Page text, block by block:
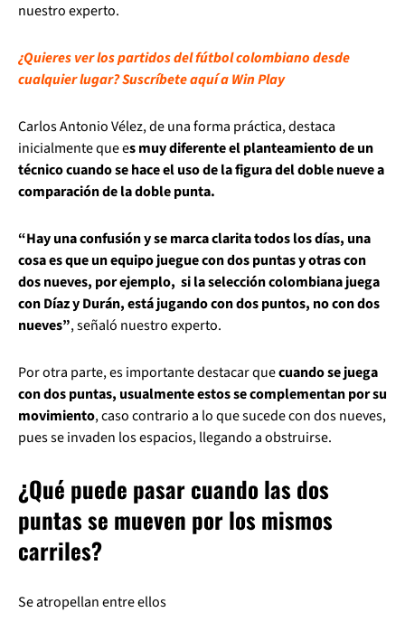
nuestro experto.
¿Quieres ver los partidos del fútbol colombiano desde
cualquier lugar? Suscríbete aquí a Win Play
Carlos Antonio Vélez, de una forma práctica, destaca
inicialmente que es muy diferente el planteamiento de un
técnico cuando se hace el uso de la figura del doble nueve a
comparación de la doble punta.
“Hay una confusión y se marca clarita todos los días, una
cosa es que un equipo juegue con dos puntas y otras con
dos nueves, por ejemplo, si la selección colombiana juega
con Díaz y Durán, está jugando con dos puntos, no con dos
nueves”, señaló nuestro experto.
Por otra parte, es importante destacar quecuando se juega
con dos puntas, usualmente estos se complementan por su
movimiento, caso contrario a lo que sucede con dos nueves,
pues se invaden los espacios, llegando a obstruirse.
¿Qué puede pasar cuando las dos
puntas se mueven por los mismos
carriles?
Se atropellan entre ellos